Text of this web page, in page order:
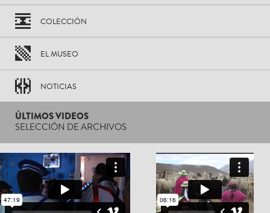
COLECCIÓN
EL MUSEO
NOTICIAS
ÚLTIMOS VIDEOS
SELECCIÓN DE ARCHIVOS